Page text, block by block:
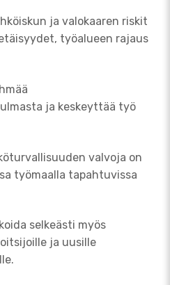
ja valokaaren riskit
työalueen rajaus
ja keskeyttää työ
valvoja on
työmaalla tapahtuvissa
selkeästi myös
ja uusille